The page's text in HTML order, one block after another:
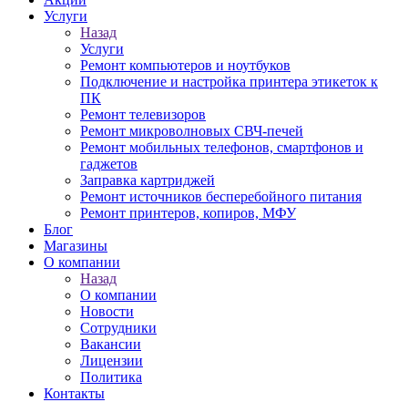
Услуги
Назад
Услуги
Ремонт компьютеров и ноутбуков
Подключение и настройка принтера этикеток к
ПК
Ремонт телевизоров
Ремонт микроволновых СВЧ-печей
Ремонт мобильных телефонов, смартфонов и
гаджетов
Заправка картриджей
Ремонт источников бесперебойного питания
Ремонт принтеров, копиров, МФУ
Блог
Магазины
О компании
Назад
О компании
Новости
Сотрудники
Вакансии
Лицензии
Политика
Контакты